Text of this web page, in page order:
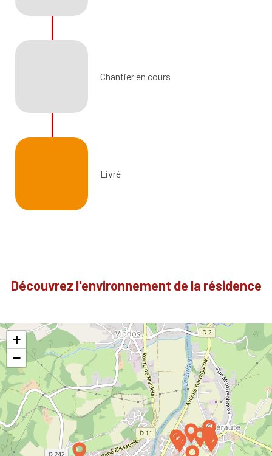
Chantier en cours
Livré
Découvrez l'environnement de la résidence
+
−